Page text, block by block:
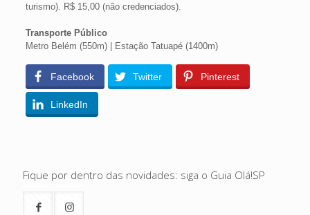
turismo). R$ 15,00 (não credenciados).
Transporte Público
Metro Belém (550m) | Estação Tatuapé (1400m)
Facebook Twitter Pinterest
LinkedIn
Fique por dentro das novidades: siga o Guia Olá!SP